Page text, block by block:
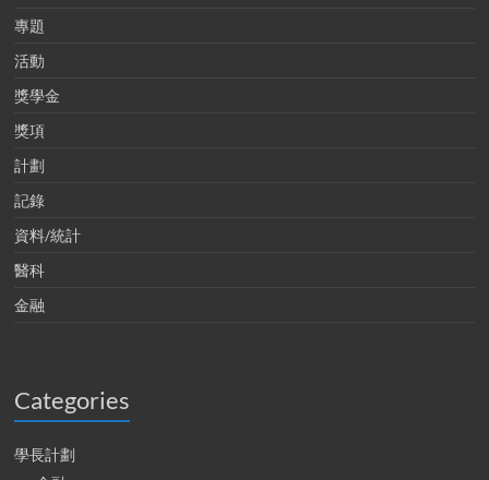
專題
活動
獎學金
獎項
計劃
記錄
資料/統計
醫科
金融
Categories
學長計劃